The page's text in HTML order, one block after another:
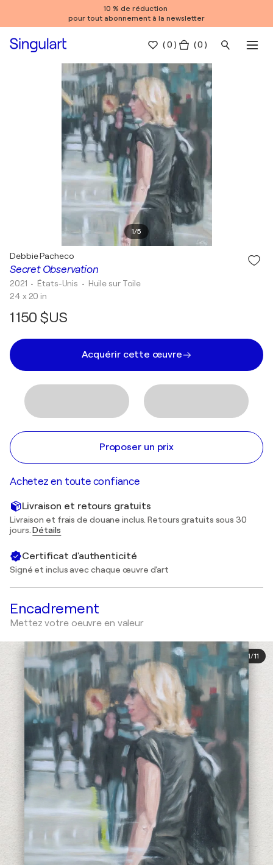
10 % de réduction
pour tout abonnement à la newsletter
(0 ) ( 0 )
1/5
Secret Observation
Debbie Pacheco
2021 • États-Unis • Huile sur Toile
24 x 20 in
1 150 $US
Acquérir cette œuvre
Proposer un prix
Achetez en toute confiance
Livraison et retours gratuits
Livraison et frais de douane inclus. Retours gratuits sous 30
jours.Détails
Certificat d'authenticité
Signé et inclus avec chaque œuvre d'art
Encadrement
Mettez votre oeuvre en valeur
1/11